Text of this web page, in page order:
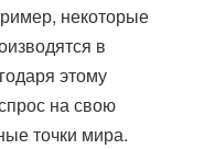
некоторые
в
этому
на свою
точки мира.